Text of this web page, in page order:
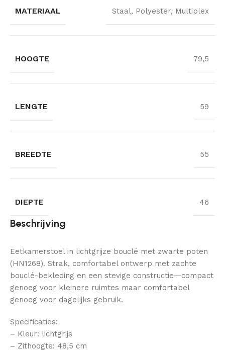
MATERIAAL Staal, Polyester, Multiplex
HOOGTE 79,5
LENGTE 59
BREEDTE 55
DIEPTE 46
Beschrijving
Eetkamerstoel in lichtgrijze bouclé met zwarte poten
(HN1268). Strak, comfortabel ontwerp met zachte
bouclé-bekleding en een stevige constructie—compact
genoeg voor kleinere ruimtes maar comfortabel
genoeg voor dagelijks gebruik.
Specificaties:
– Kleur: lichtgrijs
– Zithoogte: 48,5 cm